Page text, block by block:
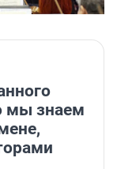
мы знаем